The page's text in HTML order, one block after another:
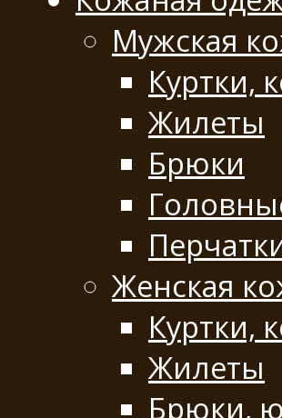
Мужская
Куртки,
Жилеты
Брюки
Женская
Куртки,
Жилеты
Брюки,